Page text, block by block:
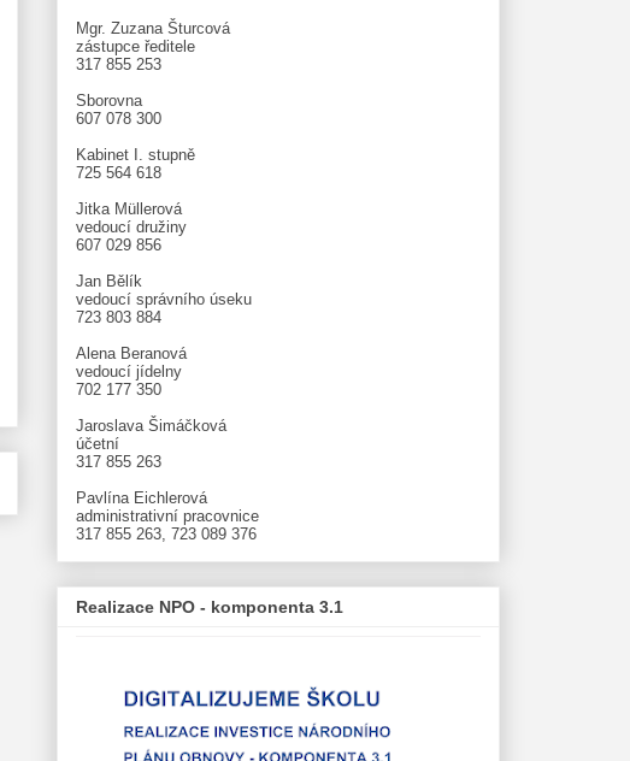
Mgr. Zuzana Šturcová
zástupce ředitele
317 855 253
Sborovna
607 078 300
Kabinet I. stupně
725 564 618
Jitka Müllerová
vedoucí družiny
607 029 856
Jan Bělík
vedoucí správního úseku
723 803 884
Alena Beranová
vedoucí jídelny
702 177 350
Jaroslava Šimáčková
účetní
317 855 263
Pavlína Eichlerová
administrativní pracovnice
317 855 263, 723 089 376
Realizace NPO - komponenta 3.1